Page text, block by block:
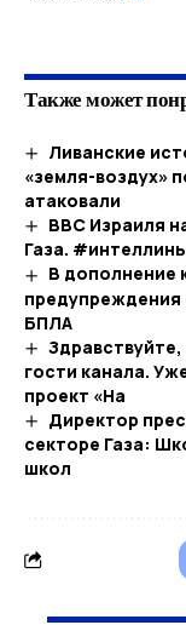
Также может
Ливанские
«земля-воздух»
атаковали
ВВС Израиля
Газа.
В дополнение
предупреждения
БПЛА
гости канала.
проект «На
Директор
секторе Газа:
школ